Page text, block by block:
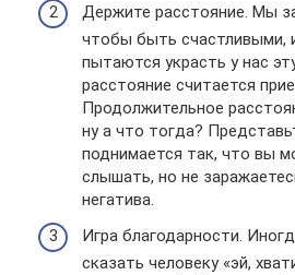
Держите расстояние. Мы
чтобы быть счастливыми,
пытаются украсть у нас
расстояние считается
Продолжительное
ну а что тогда?
поднимается так, что вы
слышать, но не
негатива.
Игра благодарности.
сказать человеку «эй,